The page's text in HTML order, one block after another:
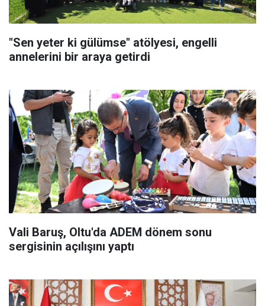
"Sen yeter ki gülümse" atölyesi, engelli
annelerini bir araya getirdi
Vali Baruş, Oltu'da ADEM dönem sonu
sergisinin açılışını yaptı